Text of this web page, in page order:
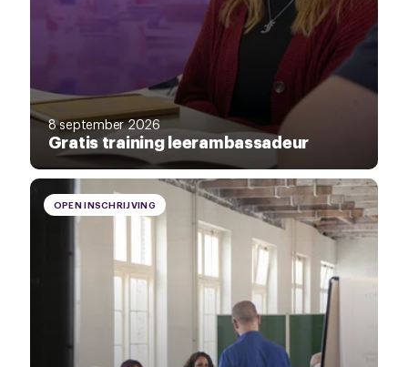
8 september 2026
Gratis training leerambassadeur
OPEN INSCHRIJVING